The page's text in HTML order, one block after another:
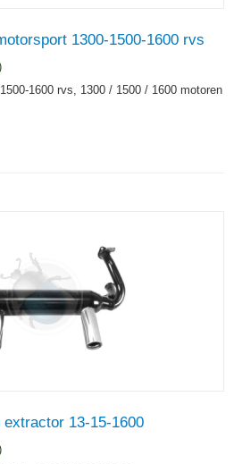
1300-1500-1600 rvs
1600 rvs, 1300 / 1500 / 1600 motoren
13-15-1600